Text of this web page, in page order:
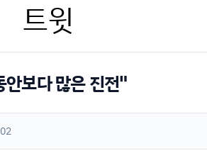
트윗
보다 많은 진전"